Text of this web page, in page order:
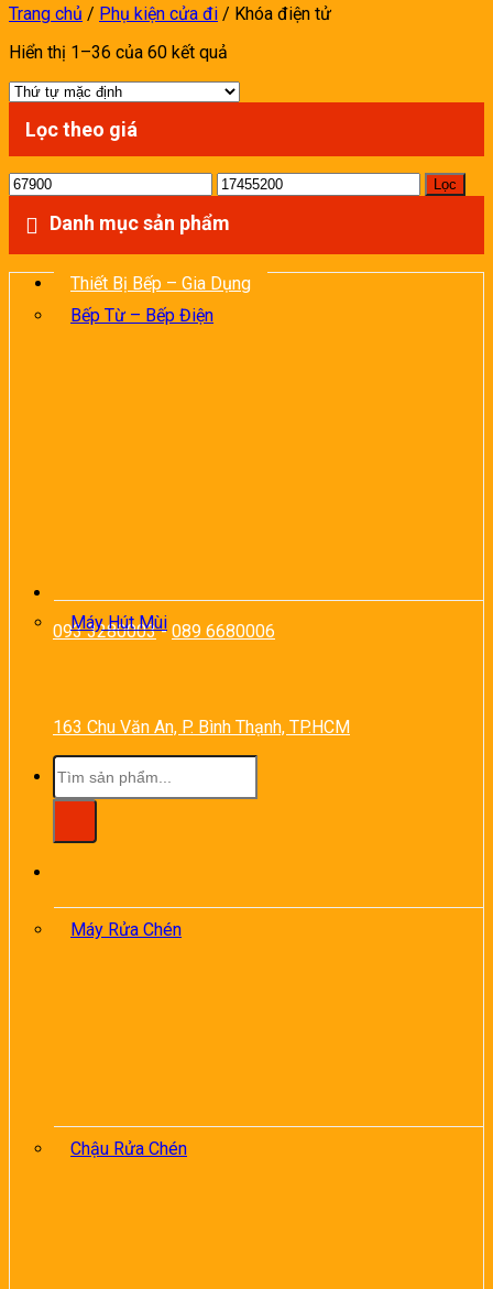
093 3280003- 089 6680006
163 Chu Văn An, P. Bình Thạnh, TP.HCM
Tìm
kiếm:
Trang chủ / Phụ kiện cửa đi / Khóa điện tử
Hiển thị 1–36 của 60 kết quả
Lọc theo giá
Giá
nhất
Giá
nhất
Lọc
Danh mục sản phẩm
Thiết Bị Bếp – Gia Dụng
Bếp Từ – Bếp Điện
Máy Hút Mùi
Máy Rửa Chén
Chậu Rửa Chén